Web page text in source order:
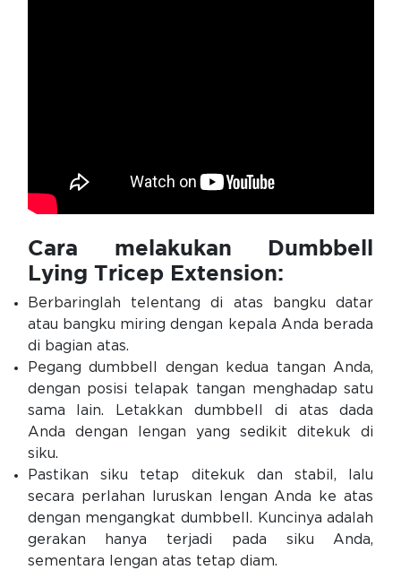
Cara melakukan Dumbbell
Lying Tricep Extension:
Berbaringlah telentang di atas bangku datar
atau bangku miring dengan kepala Anda berada
di bagian atas.
Pegang dumbbell dengan kedua tangan Anda,
dengan posisi telapak tangan menghadap satu
sama lain. Letakkan dumbbell di atas dada
Anda dengan lengan yang sedikit ditekuk di
siku.
Pastikan siku tetap ditekuk dan stabil, lalu
secara perlahan luruskan lengan Anda ke atas
dengan mengangkat dumbbell. Kuncinya adalah
gerakan hanya terjadi pada siku Anda,
sementara lengan atas tetap diam.